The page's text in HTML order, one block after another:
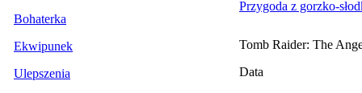
Bohaterka
Ekwipunek
Ulepszenia
Przygoda z gorzko-
Tomb Raider: The
Data